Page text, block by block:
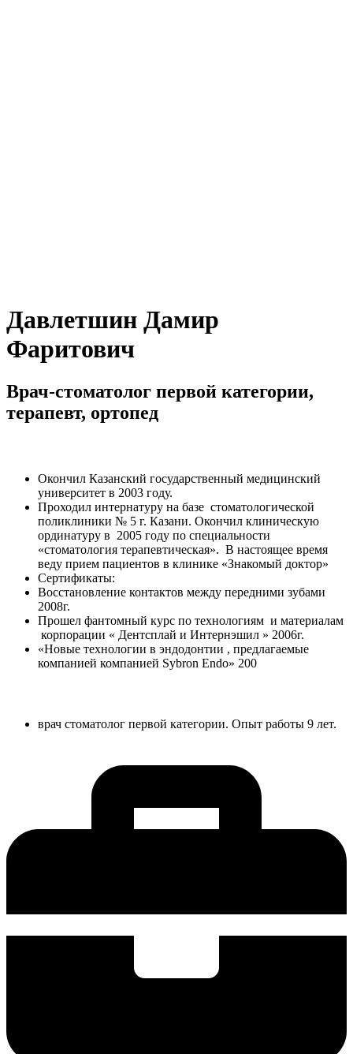
Давлетшин Дамир
Фаритович
Врач-стоматолог первой категории,
терапевт, ортопед
Окончил Казанский государственный медицинский
университет в 2003 году.
Проходил интернатуру на базе стоматологической
поликлиники № 5 г. Казани. Окончил клиническую
ординатуру в 2005 году по специальности
«стоматология терапевтическая». В настоящее время
веду прием пациентов в клинике «Знакомый доктор»
Сертификаты:
Восстановление контактов между передними зубами
2008г.
Прошел фантомный курс по технологиям и материалам
корпорации « Дентсплай и Интернэшил » 2006г.
«Новые технологии в эндодонтии , предлагаемые
компанией компанией Sybron Endo» 200
врач стоматолог первой категории. Опыт работы 9 лет.